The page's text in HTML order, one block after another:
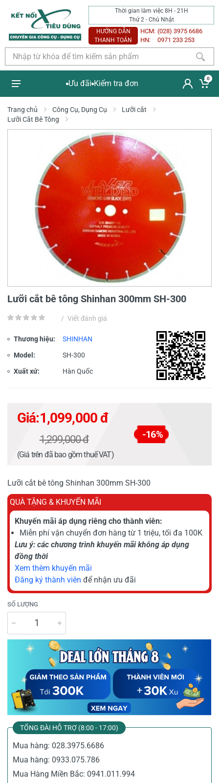
Thời gian làm việc 8H - 21H
Thứ 2 - Chủ Nhật
HƯỚNG DẪN
THANH TOÁN
HCM: (028) 3975 6686
HN:
0971 233 253
Ưu đãi Kiểm tra đơn
0
Trang chủ Công Cụ, Dụng Cụ
Lưỡi cắt
Lưỡi Cắt Bê Tông
Lưỡi cắt bê tông Shinhan 300mm SH-300
/ Viết đánh giá
Thương hiệu: SHINHAN
Model: SH-300
Xuất xứ: Hàn Quốc
Giá:1,099,000 đ
1,299,000 đ -16%
(Giá trên đã bao gồm thuế VAT)
Lưỡi cắt bê tông Shinhan 300mm SH-300
QUÀ TẶNG & KHUYẾN MÃI
Khuyến mãi áp dụng riêng cho thành viên:
Miễn phí vận chuyển đơn hàng từ 1 triệu, tối đa 100K
Lưu ý: các chương trình khuyến mãi không áp dụng
đồng thời
Xem thêm khuyến mãi
Đăng ký thành viên để nhận ưu đãi
SỐ LƯỢNG
TỔNG ĐÀI HỖ TRỢ (8:00 - 17:00)
Mua hàng: 028.3975.6686
Mua hàng: 0933.075.786
Mua Hàng Miền Bắc: 0941.011.994